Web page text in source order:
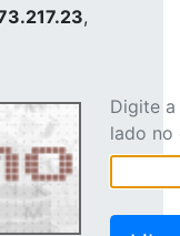
,
Digite
lado no